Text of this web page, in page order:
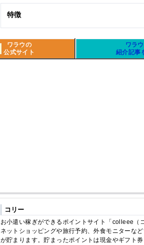
特徴
ワラウの
公式サイト
ワラ
紹介記事
コリー
お小遣い稼ぎができるポイントサイト「colleee（
ネットショッピングや旅行予約、外食モニターな
が貯まります。貯まったポイントは現金やギフト